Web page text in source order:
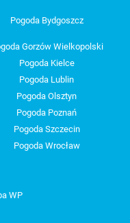
Pogoda Bydgoszcz
Gorzów Wielkopolski
Pogoda Kielce
Pogoda Lublin
Pogoda Olsztyn
Pogoda Poznań
Pogoda Szczecin
Pogoda Wrocław
WP